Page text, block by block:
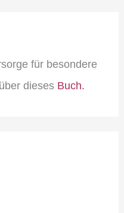
für besondere
dieses Buch.